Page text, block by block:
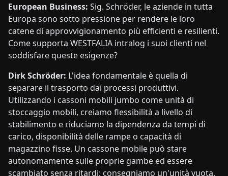
European Business: Sig. Schröder, le aziende in tutta
Europa sono sotto pressione per rendere le loro
catene di approvvigionamento più efficienti e resilienti.
Come supporta WESTFALIA intralog i suoi clienti nel
soddisfare queste esigenze?
Dirk Schröder: L'idea fondamentale è quella di
separare il trasporto dai processi produttivi.
Utilizzando i cassoni mobili jumbo come unità di
stoccaggio mobili, creiamo flessibilità a livello di
stabilimento e riduciamo la dipendenza da tempi di
carico, disponibilità delle rampe o capacità di
magazzino fisse. Un cassone mobile può stare
autonomamente sulle proprie gambe ed essere
scambiato senza ritardi: consegniamo un'unità vuota,